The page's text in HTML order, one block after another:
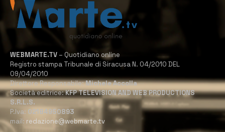
WEBMARTE.TV – Quotidiano online
Registro stampa Tribunale di Siracusa N. 04/2010 DEL
09/04/2010
Direttore Responsabile:Michele Accolla
Società editrice:KFP TELEVISION AND WEB PRODUCTIONS
S.R.L.S.
P.Iva: 02184950893
mail: redazione@webmarte.tv